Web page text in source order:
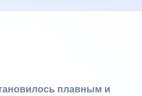
плавным и